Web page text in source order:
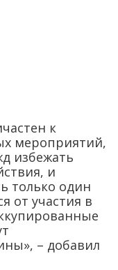
к
мероприятий,
избежать
и
только один
от участия в
– добавил